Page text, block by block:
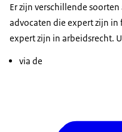
Er zijn verschillende
advocaten die expert zijn
expert zijn in arbeidsrecht.
via de